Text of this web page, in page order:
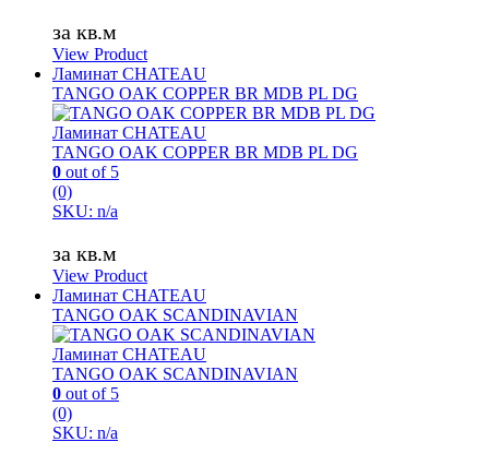
за кв.м
View Product
Ламинат CHATEAU
TANGO OAK COPPER BR MDB PL DG
Ламинат CHATEAU
TANGO OAK COPPER BR MDB PL DG
0 out of 5
(0)
SKU: n/a
за кв.м
View Product
Ламинат CHATEAU
TANGO OAK SCANDINAVIAN
Ламинат CHATEAU
TANGO OAK SCANDINAVIAN
0 out of 5
(0)
SKU: n/a